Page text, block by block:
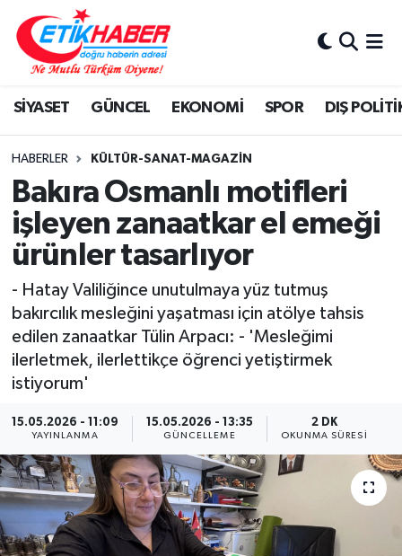
SİYASET GÜNCEL EKONOMİ SPOR DIŞ
HABERLER KÜLTÜR-SANAT-MAGAZİN
Bakıra Osmanlı motifleri
işleyen zanaatkar el emeği
ürünler tasarlıyor
- Hatay Valiliğince unutulmaya yüz tutmuş
bakırcılık mesleğini yaşatması için atölye tahsis
edilen zanaatkar Tülin Arpacı: - 'Mesleğimi
ilerletmek, ilerlettikçe öğrenci yetiştirmek
istiyorum'
15.05.2026 - 11:09
YAYINLANMA
15.05.2026 - 13:35
GÜNCELLEME
2 DK
OKUNMA SÜRESI
BİLİM-TEKNOLOJİ
DIŞ POLİTİKA
DÜNYA
EĞİTİM GENÇLİK
EKONOMİ
KÖŞE YAZILARI
KÜLTÜR-SANAT-MAGAZİN
MEDYA
ÖZEL HABER
RÖPORTAJLAR
SAĞLIK
Nöbetçi Eczaneler
Hava Durumu
İstanbul Namaz Vakitleri
Trafik Durumu
Süper Lig Puan Durumu ve Fikstür
Tüm Manşetler
Son Dakika Haberleri
Haber Arşivi